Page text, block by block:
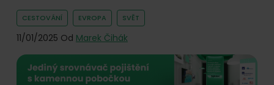
hlavních
pojišťoven
na
trhu.
CESTOVÁNÍ EVROPA SVĚT
11/01/2025 Od Marek Čihák